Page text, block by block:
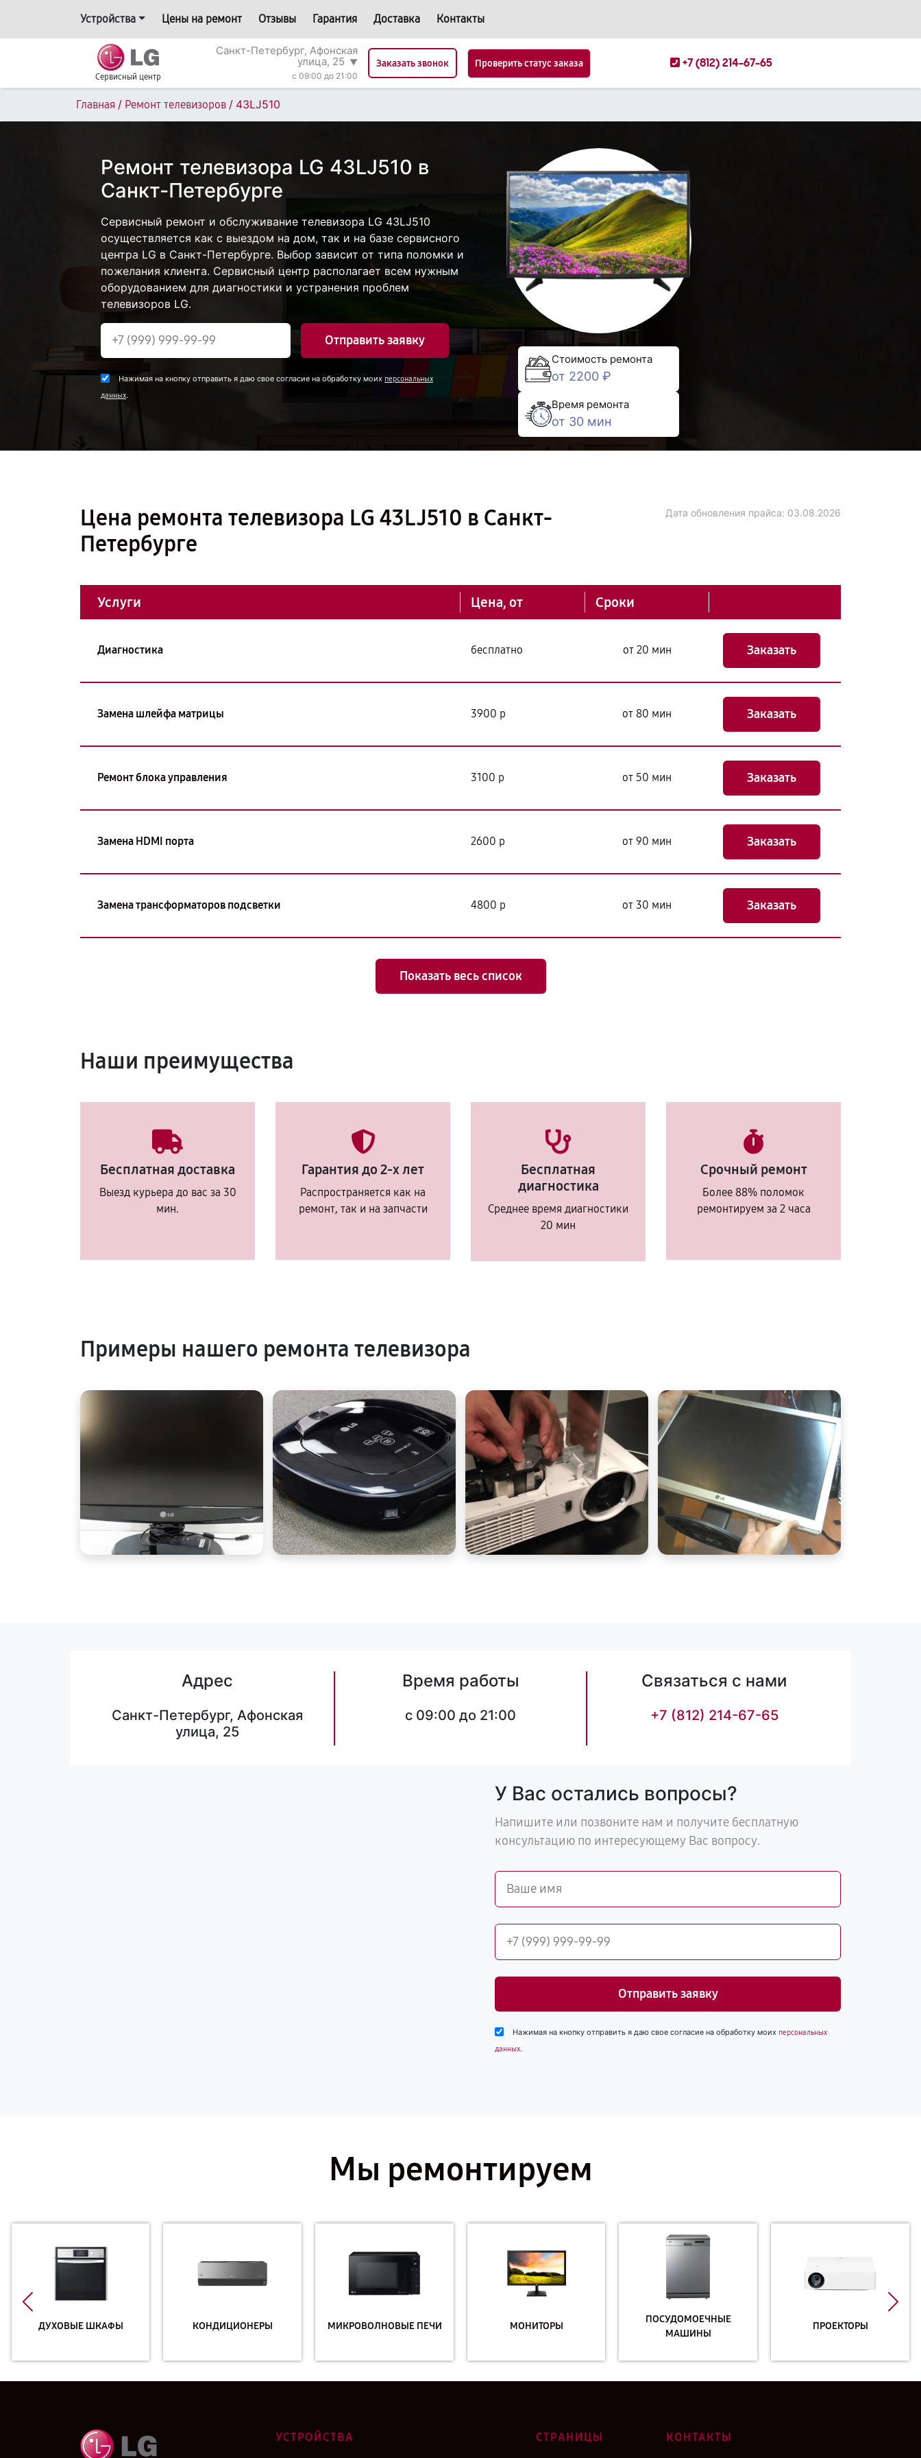
Устройства Цены на ремонт Отзывы Гарантия Доставка Контакты
Сервисный центр
Санкт-Петербург, Афонская
улица, 25 ▼
c 09:00 до 21:00
Заказать звонок Проверить статус заказа +7 (812) 214-67-65
Главная / Ремонт телевизоров / 43LJ510
Ремонт телевизора LG 43LJ510 в
Санкт-Петербурге
Сервисный ремонт и обслуживание телевизора LG 43LJ510
осуществляется как с выездом на дом, так и на базе сервисного
центра LG в Санкт-Петербурге. Выбор зависит от типа поломки и
пожелания клиента. Сервисный центр располагает всем нужным
оборудованием для диагностики и устранения проблем
телевизоров LG.
Отправить заявку
Нажимая на кнопку отправить я даю свое согласие на обработку моих персональных
данных.
Стоимость ремонта
от 2200 ₽
Время ремонта
от 30 мин
Цена ремонта телевизора LG 43LJ510 в Санкт-
Петербурге
Дата обновления прайса: 03.08.2026
Услуги Цена, от Сроки
Диагностика бесплатно от 20 мин Заказать
Замена шлейфа матрицы 3900 р от 80 мин Заказать
Ремонт блока управления 3100 р от 50 мин Заказать
Замена HDMI порта 2600 р от 90 мин Заказать
Замена трансформаторов подсветки 4800 р от 30 мин Заказать
Показать весь список
Наши преимущества
Бесплатная доставка
Выезд курьера до вас за 30
мин.
Гарантия до 2-х лет
Распространяется как на
ремонт, так и на запчасти
Бесплатная
диагностика
Среднее время диагностики
20 мин
Срочный ремонт
Более 88% поломок
ремонтируем за 2 часа
Примеры нашего ремонта телевизора
Адрес
Санкт-Петербург, Афонская
улица, 25
Время работы
c 09:00 до 21:00
Связаться с нами
+7 (812) 214-67-65
У Вас остались вопросы?
Напишите или позвоните нам и получите бесплатную
консультацию по интересующему Вас вопросу.
Отправить заявку
Нажимая на кнопку отправить я даю свое согласие на обработку моих персональных
данных.
Мы ремонтируем
ДУХОВЫЕ ШКАФЫ КОНДИЦИОНЕРЫ МИКРОВОЛНОВЫЕ ПЕЧИ МОНИТОРЫ
ПОСУДОМОЕЧНЫЕ
МАШИНЫ
ПРОЕКТОРЫ
УСТРОЙСТВА СТРАНИЦЫ КОНТАКТЫ